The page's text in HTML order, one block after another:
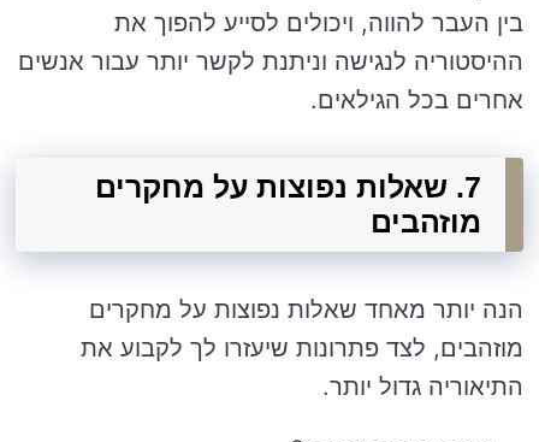
בין העבר להווה, ויכולים לסייע להפוך את
ההיסטוריה לנגישה וניתנת לקשר יותר עבור אנשים
אחרים בכל הגילאים.
7. שאלות נפוצות על מחקרים
מוזהבים
הנה יותר מאחד שאלות נפוצות על מחקרים
מוזהבים, לצד פתרונות שיעזרו לך לקבוע את
התיאוריה גדול יותר.